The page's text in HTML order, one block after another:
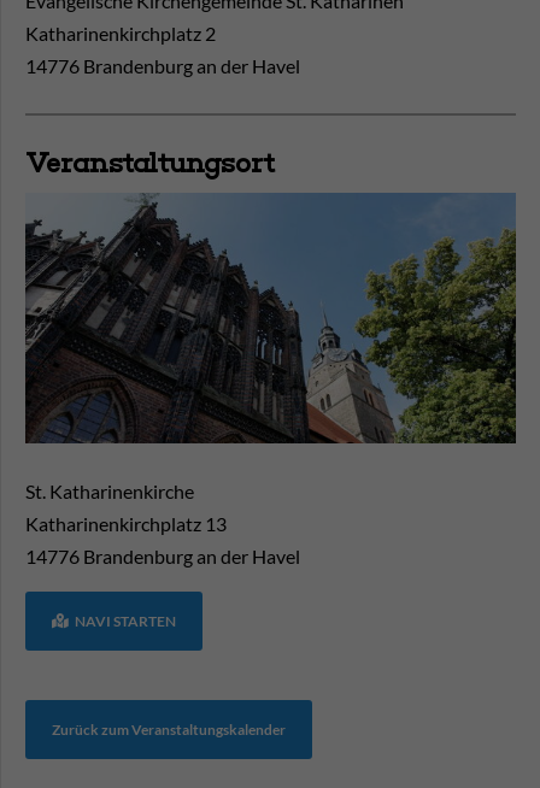
Katharinenkirchplatz 2
14776 Brandenburg an der Havel
Veranstaltungsort
St. Katharinenkirche
Katharinenkirchplatz 13
14776 Brandenburg an der Havel
NAVI STARTEN
Zurück zum Veranstaltungskalender